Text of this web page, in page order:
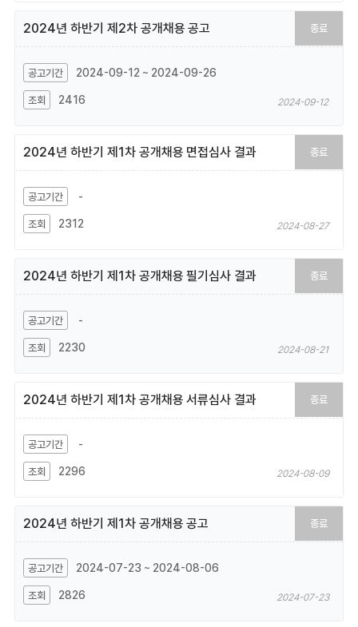
2024년 하반기 제2차 공개채용 공고
2024-09-12 ~ 2024-09-26
2024-09-12
종료
2416
2024년 하반기 제1차 공개채용 면접심사 결과
-
2024-08-27
종료
2312
2024년 하반기 제1차 공개채용 필기심사 결과
-
2024-08-21
종료
2230
2024년 하반기 제1차 공개채용 서류심사 결과
-
2024-08-09
종료
2296
2024년 하반기 제1차 공개채용 공고
2024-07-23 ~ 2024-08-06
2024-07-23
종료
2826